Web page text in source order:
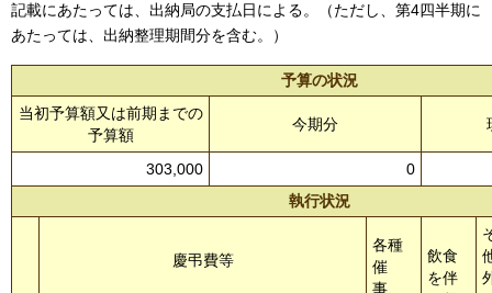
記載にあたっては、出納局の支払日による。（ただし、第4四半期に
あたっては、出納整理期間分を含む。）
予算の状況
当初予算額又は前期までの
予算額
今期分
303,000
0
執行状況
慶弔費等
各種
催
事、
飲食
を伴